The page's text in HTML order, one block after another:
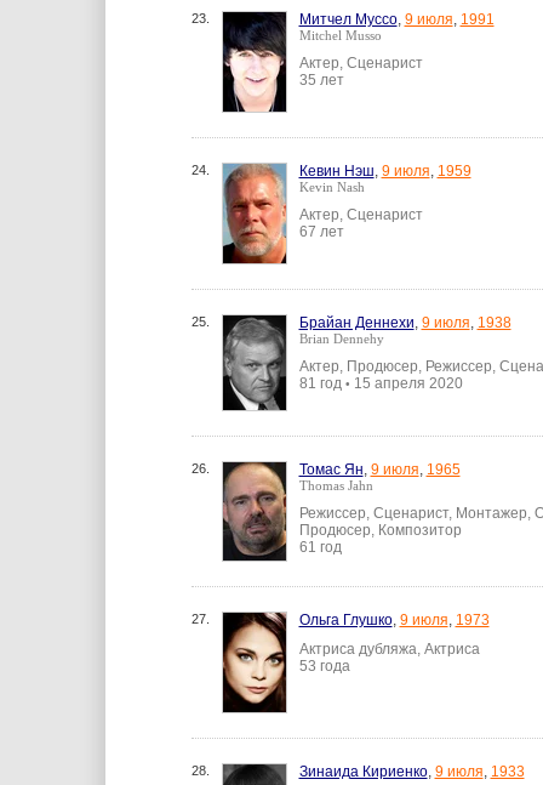
23. Митчел Муссо, 9 июля, 1991
Mitchel Musso
Актер, Сценарист
35 лет
24. Кевин Нэш, 9 июля, 1959
Kevin Nash
Актер, Сценарист
67 лет
25. Брайан Деннехи, 9 июля, 1938
Brian Dennehy
Актер, Продюсер, Режиссер,
81 год • 15 апреля 2020
26. Томас Ян, 9 июля, 1965
Thomas Jahn
Режиссер, Сценарист, Монтажер,
Продюсер, Композитор
61 год
27. Ольга Глушко, 9 июля, 1973
Актриса дубляжа, Актриса
53 года
28. Зинаида Кириенко, 9 июля, 1933